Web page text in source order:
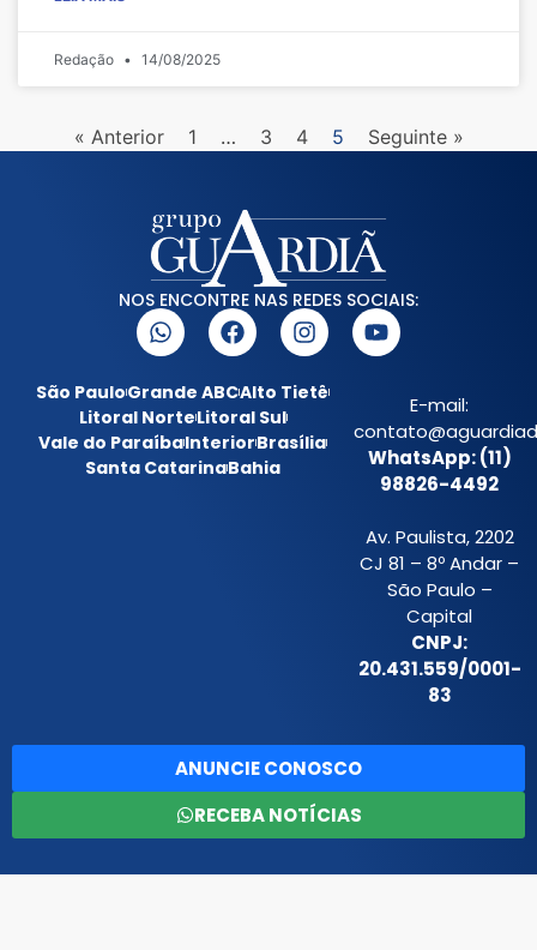
Redação 14/08/2025
« Anterior 1 … 3 4 5 Seguinte »
NOS ENCONTRE NAS REDES SOCIAIS:
São PauloGrande ABCAlto Tietê
Litoral NorteLitoral Sul
Vale do ParaíbaInteriorBrasília
Santa CatarinaBahia
E-mail:
WhatsApp: (11)
98826-4492
Av. Paulista, 2202
CJ 81 – 8º Andar –
São Paulo –
Capital
CNPJ:
20.431.559/0001-
83
ANUNCIE CONOSCO
RECEBA NOTÍCIAS